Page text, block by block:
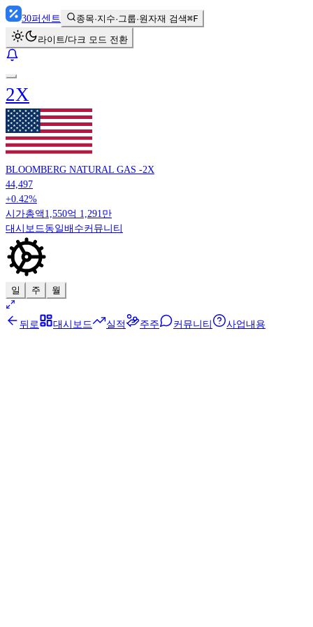
30퍼센트 종목·지수·그룹·원자재 검색⌘F
라이트/다크 모드 전환
2X
BLOOMBERG NATURAL GAS -2X
44,497
+0.42%
시가총액 1,550억 1,291만
대시보드 동일배수커뮤니티
일 주 월
뒤로 대시보드 실적 주주 커뮤니티 사업내용